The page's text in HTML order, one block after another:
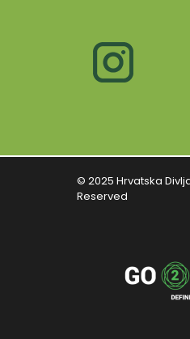
© 2025 Hrvatska
Reserved